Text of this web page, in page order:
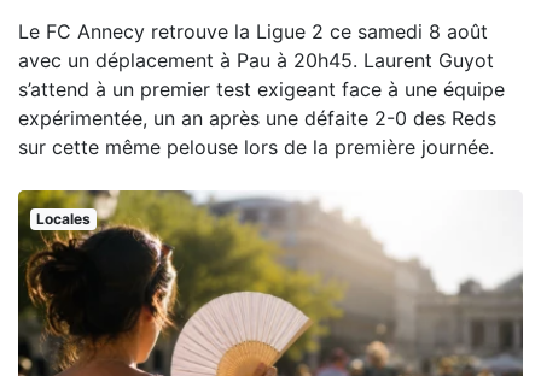
Le FC Annecy retrouve la Ligue 2 ce samedi 8 août
avec un déplacement à Pau à 20h45. Laurent Guyot
s’attend à un premier test exigeant face à une équipe
expérimentée, un an après une défaite 2-0 des Reds
sur cette même pelouse lors de la première journée.
Locales